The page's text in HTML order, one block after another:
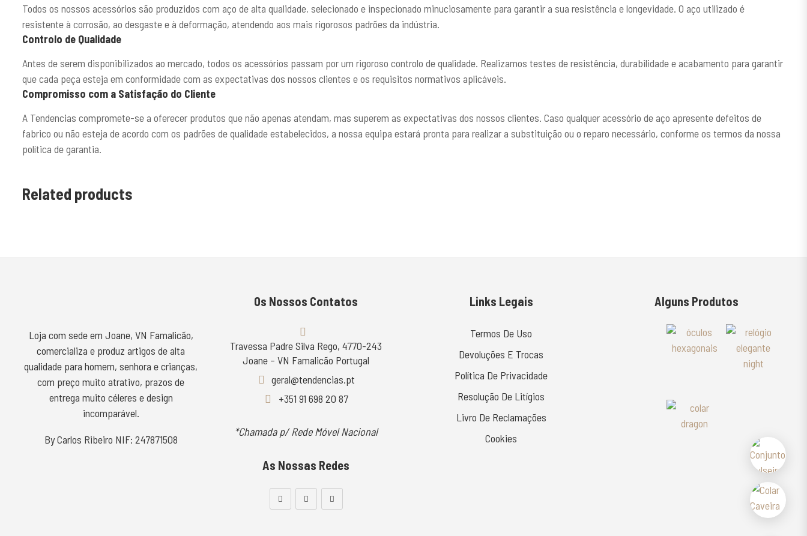
Todos os nossos acessórios são produzidos com aço de alta qualidade, selecionado e inspecionado minuciosamente para garantir a sua resistência e longevidade. O aço utilizado é
resistente à corrosão, ao desgaste e à deformação, atendendo aos mais rigorosos padrões da indústria.
Controlo de Qualidade
Antes de serem disponibilizados ao mercado, todos os acessórios passam por um rigoroso controlo de qualidade. Realizamos testes de resistência, durabilidade e acabamento para garantir
que cada peça esteja em conformidade com as expectativas dos nossos clientes e os requisitos normativos aplicáveis.
Compromisso com a Satisfação do Cliente
A Tendencias compromete-se a oferecer produtos que não apenas atendam, mas superem as expectativas dos nossos clientes. Caso qualquer acessório de aço apresente defeitos de
fabrico ou não esteja de acordo com os padrões de qualidade estabelecidos, a nossa equipa estará pronta para realizar a substituição ou o reparo necessário, conforme os termos da nossa
política de garantia.
Related products
Loja com sede em Joane, VN Famalicão,
comercializa e produz artigos de alta
qualidade para homem, senhora e crianças,
com preço muito atrativo, prazos de
entrega muito céleres e design
incomparável.
By Carlos Ribeiro NIF: 247871508
Os Nossos Contatos
Travessa Padre Silva Rego, 4770-243
Joane – VN Famalicão Portugal
geral@tendencias.pt
+351 91 698 20 87
*Chamada p/ Rede Móvel Nacional
As Nossas Redes
Links Legais
Termos De Uso
Devoluções E Trocas
Política De Privacidade
Resolução De Litígios
Livro De Reclamações
Cookies
Alguns Produtos